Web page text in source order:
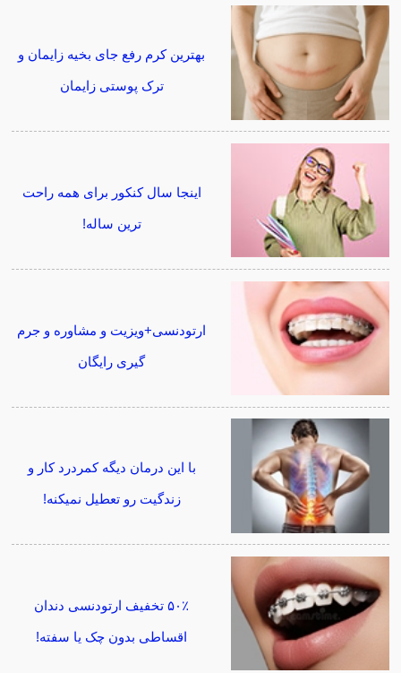
بهترین کرم رفع جای بخیه زایمان و
ترک پوستی زایمان
اینجا سال کنکور برای همه راحت
ترین ساله!
ارتودنسی+ویزیت و مشاوره و جرم
گیری رایگان
با این درمان دیگه کمردرد کار و
زندگیت رو تعطیل نمیکنه!
۵۰٪ تخفیف ارتودنسی دندان
اقساطی بدون چک یا سفته!